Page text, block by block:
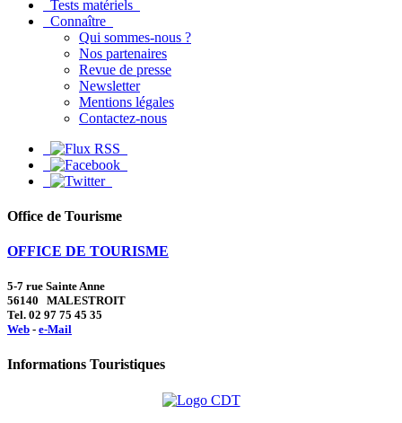
Tests matériels
Connaître
Qui sommes-nous ?
Nos partenaires
Revue de presse
Newsletter
Mentions légales
Contactez-nous
Office de Tourisme
OFFICE DE TOURISME
5-7 rue Sainte Anne
56140 MALESTROIT
Tel. 02 97 75 45 35
Web - e-Mail
Informations Touristiques